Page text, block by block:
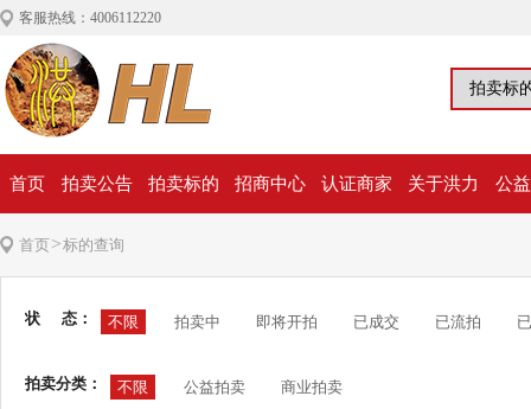
客服热线：4006112220
首页 拍卖公告 拍卖标的 招商中心 认证商家 关于洪力 公
首页>标的查询
状 态： 不限 拍卖中 即将开拍 已成交 已流拍
拍卖分类： 不限 公益拍卖 商业拍卖